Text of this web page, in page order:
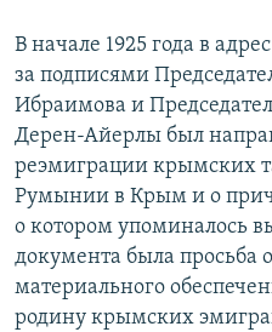
В начале 1925 года в
за подписями
Ибраимова и
Дерен-Айерлы был
реэмиграции крымских
Румынии в Крым и о
о котором упоминалось
документа была просьба
материального
родину крымских